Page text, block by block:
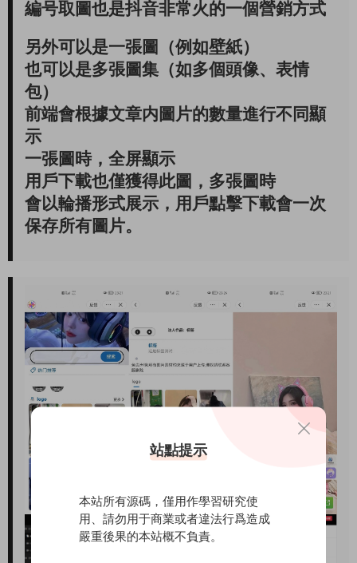
編号取圖也是抖音非常火的一個營銷方式
另外可以是一張圖（例如壁紙）
也可以是多張圖集（如多個頭像、表情
包）
前端會根據文章内圖片的數量進行不同顯
示
一張圖時，全屏顯示
用戶下載也僅獲得此圖，多張圖時
會以輪播形式展示，用戶點擊下載會一次
保存所有圖片。
站點提示
本站所有源碼，僅用作學習研究使
用、請勿用于商業或者違法行爲造成
嚴重後果的本站概不負責。